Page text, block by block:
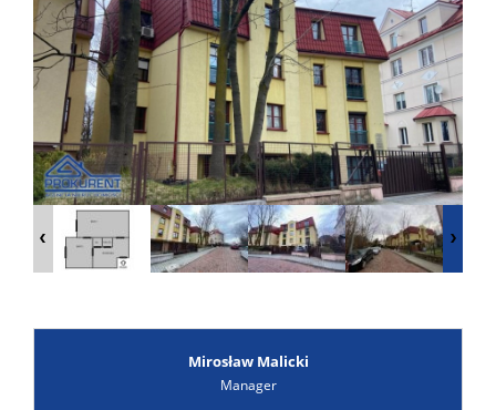
nas
Zgłoś
Zgłoś
ofertę
Mirosław Malicki
Manager